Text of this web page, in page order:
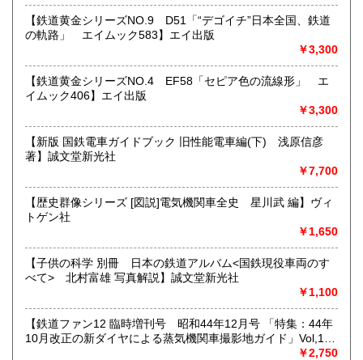
★★メールでのお問い合わせは、用件のみの場合スパムメー
ルと判断して返信いたしません。お名前もお願いいたしま
沿線名：★★電話・FAXでの在庫、状態確認及びご注文には
対応しません。お電話を頂いてもすべての方にメールでのお
営業時間：(平日)10:00-17:00
定休日：土日祝休/臨時休業有
★出張買取・郵送買取(※要事前相談)致します。
お気軽にご相談ください。
取り扱い分野
近代文献、趣味、サブカルチャー、古書一般（その他）
【鉄道黄金シリーズNO.9 D51「“デゴイチ”日本全国、鉄道
の軌路」 エイムック583】エイ出版
￥3,300
【鉄道黄金シリーズNO.4 EF58「セピア色の流線形」 エ
イムック406】エイ出版
￥3,300
【新版 国鉄電車ガイドブック 旧性能電車編(下) 浅原信彦
著】誠文堂新光社
￥7,700
【歴史群像シリーズ [図説]電気機関車全史 星川武 編】ヴィ
トゲン社
￥1,650
【子供の科学 別冊 日本の鉄道アルバム<国鉄現役車両のす
べて> 北村富雄 写真解説】誠文堂新光社
￥1,100
【鉄道ファン12 臨時増刊号 昭和44年12月号 「特集：44年
10月改正の新ダイヤによる蒸気機関車撮影地ガイド」Vol,19
￥2,750